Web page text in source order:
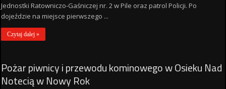
Jednostki Ratowniczo-Gaśniczej nr. 2 w Pile oraz patrol Policji. Po
dojeździe na miejsce pierwszego ...
Czytaj dalej »
Pożar piwnicy i przewodu kominowego w Osieku Nad
Notecią w Nowy Rok